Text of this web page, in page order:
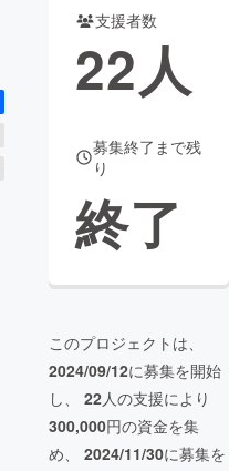
支援者数
22人
募集終了まで残
り
終了
このプロジェクトは、
2024/09/12に募集を開始
し、 22人の支援により
300,000円の資金を集
め、 2024/11/30に募集を